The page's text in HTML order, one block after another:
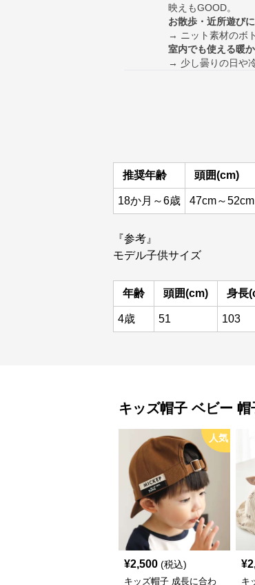
映えもGOOD。
お散歩・近所遊びに
→ ニット素材のボ
室内でも使える暖
→ 少し曇りの日や
推奨年齢 頭囲(cm)
18か月～6歳 47cm～52cm
『参考』
モデル子供サイズ
年齢 頭囲(cm) 身長
4歳 51 103
キッズ帽子 ベビー 帽
人気
¥2,500 (税込)
キッズ帽子 成長に合わ
¥
キ